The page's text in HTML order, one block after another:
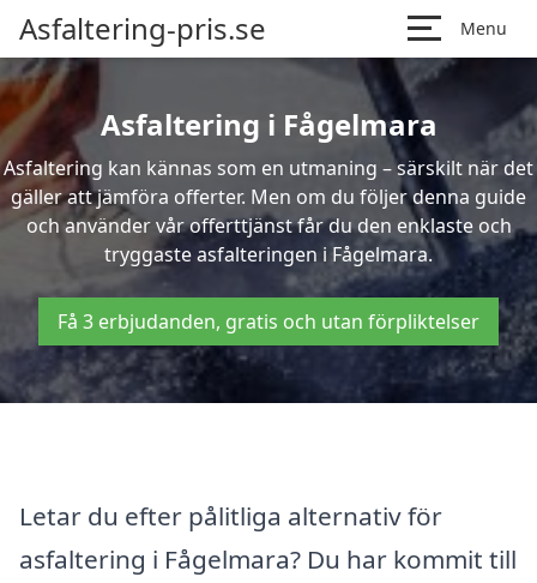
Asfaltering-pris.se Menu
Asfaltering i Fågelmara
Asfaltering kan kännas som en utmaning – särskilt när det
gäller att jämföra offerter. Men om du följer denna guide
och använder vår offerttjänst får du den enklaste och
tryggaste asfalteringen i Fågelmara.
Få 3 erbjudanden, gratis och utan förpliktelser
Letar du efter pålitliga alternativ för
asfaltering i Fågelmara? Du har kommit till